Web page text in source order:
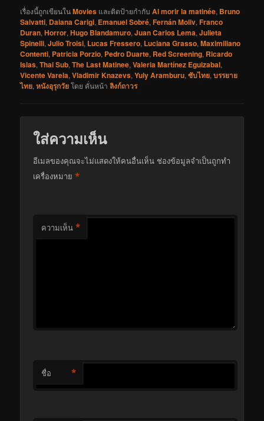
เรื่องนี้ถูกเขียนในMovies และติดป้ายกำกับAl morir la matinée, Bruno
Salvatti, Daiana Carigi, Emanuel Sobré,Fernán Moliv,Franco
Duran,Horror,Hugo Blandamuro,Juan Carlos Lema,Julieta
Spinelli,Julio Troisi, Lucas Fressero, Luciana Grasso,Maximiliano
Contenti, Patricia Porzio, Pedro Duarte, Red Screening, Ricardo
Islas,Thai Sub,The Last Matinee,Valeria Martínez Eguizabal,
Vicente Varela,Vladimir Knazevs,Yuly Aramburu,ซับไทย,บรรยาย
ไทย,หนังอุรุกวัยโดย คั่นหน้าลิงก์ถาวร
ใส่ความเห็น
อีเมลของคุณจะไม่แสดงให้คนอื่นเห็น ช่องข้อมูลจำเป็นถูกทำ
เครื่องหมาย*
ความเห็น *
ชื่อ *